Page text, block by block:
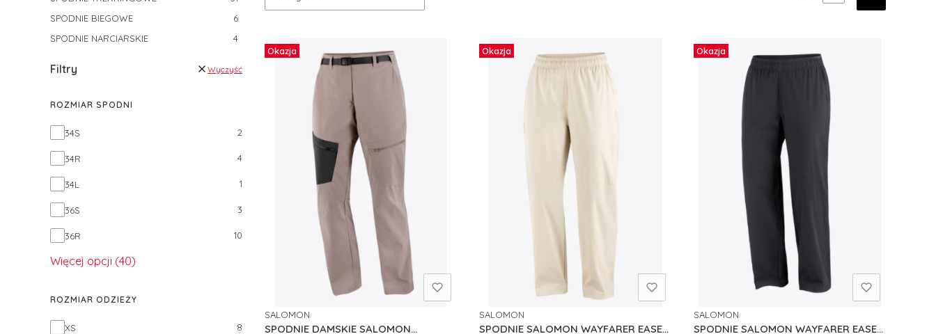
SPODNIE BIEGOWE
6
SPODNIE NARCIARSKIE
4
Filtry Wyczyść
ROZMIAR SPODNI
Rozmiar spodni
34S 2
34R 4
34L 1
36S 3
36R 10
Więcej opcji (40)
ROZMIAR ODZIEŻY
Rozmiar odzieży
XS 8
Okazja
SPODNIE DAMSKIE SALOMON
PRODUCENT
SALOMON
Okazja
SPODNIE SALOMON WAYFARER EASE
PRODUCENT
SALOMON
Okazja
SPODNIE SALOMON WAYFARER EASE
PRODUCENT
SALOMON